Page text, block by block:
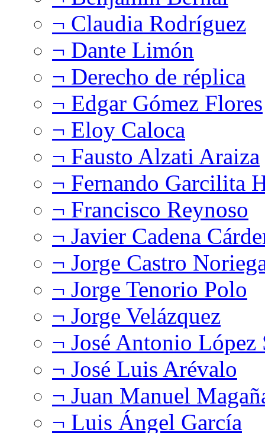
¬ Claudia Rodríguez
¬ Dante Limón
¬ Derecho de réplica
¬ Edgar Gómez Flores
¬ Eloy Caloca
¬ Fausto Alzati Araiza
¬ Fernando Garcilita
¬ Francisco Reynoso
¬ Javier Cadena
¬ Jorge Castro
¬ Jorge Tenorio Polo
¬ Jorge Velázquez
¬ José Antonio López
¬ José Luis Arévalo
¬ Juan Manuel
¬ Luis Ángel García